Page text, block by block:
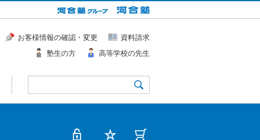
お客様情報の確認・変更
資料請求
塾生の方
高等学校の先生